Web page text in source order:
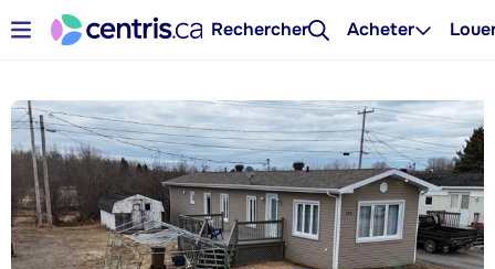
Rechercher Acheter